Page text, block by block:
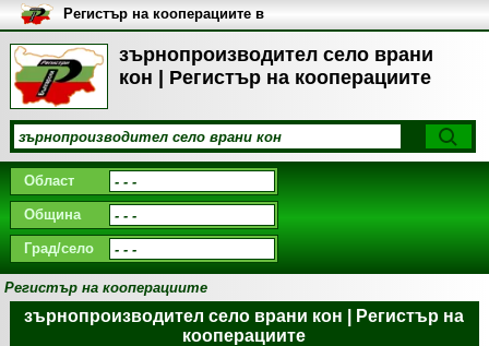
зърнопроизводител село врани
кон | Регистър на кооперациите
Регистър на кооперациите в
България
Област
Община
Град/село
Регистър на кооперациите
зърнопроизводител село врани кон | Регистър на
кооперациите